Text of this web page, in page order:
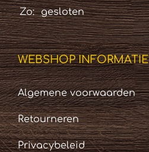
Zo:
gesloten
WEBSHOP INFORMATIE
Algemene voorwaarden
Retourneren
Privacybeleid